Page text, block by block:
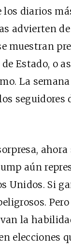
los diarios
advierten
muestran
Estado, o
La
seguidores
aún
Unidos. Si
la
elecciones